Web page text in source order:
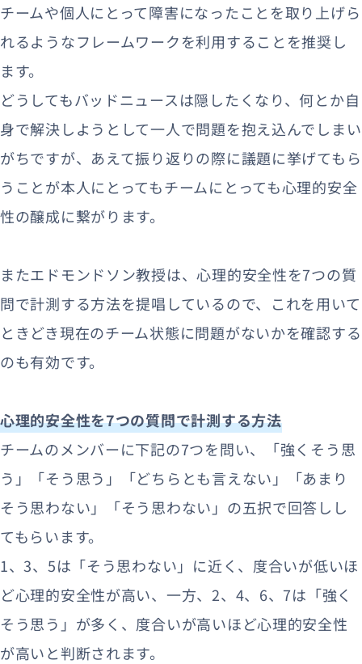
チームや個人にとって障害になったことを取り上げら
れるようなフレームワークを利用することを推奨し
ます。
どうしてもバッドニュースは隠したくなり、何とか自
身で解決しようとして一人で問題を抱え込んでしまい
がちですが、あえて振り返りの際に議題に挙げてもら
うことが本人にとってもチームにとっても心理的安全
性の醸成に繋がります。
またエドモンドソン教授は、心理的安全性を7つの質
問で計測する方法を提唱しているので、これを用いて
ときどき現在のチーム状態に問題がないかを確認する
のも有効です。
心理的安全性を7つの質問で計測する方法
チームのメンバーに下記の7つを問い、「強くそう思
う」「そう思う」「どちらとも言えない」「あまり
そう思わない」「そう思わない」の五択で回答しし
てもらいます。
1、3、5は「そう思わない」に近く、度合いが低いほ
ど心理的安全性が高い、一方、2、4、6、7は「強く
そう思う」が多く、度合いが高いほど心理的安全性
が高いと判断されます。